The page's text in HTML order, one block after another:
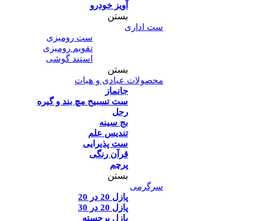
آویز خودرو
بستن
ست اداری
ست رومیزی
تقویم رومیزی
استند گوشی
بستن
محصولات عبادی و هیات
جانماز
ست تسبیح مچ بند و گیره
رحل
بج سینه
تندیس علم
ست پذیرایی
قرآن رنگی
پرچم
بستن
سرگرمی
پازل 20 در 20
پازل 20 در 30
پازل برجسته